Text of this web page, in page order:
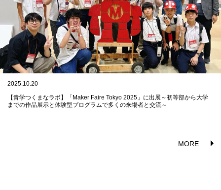
2025.10.20
【青学つくまなラボ】「Maker Faire Tokyo 2025」に出展～初等部から大学
までの作品展示と体験型プログラムで多くの来場者と交流～
MORE